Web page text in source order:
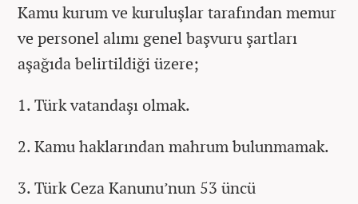
Kamu kurum ve kuruluşlar tarafından memur
ve personel alımı genel başvuru şartları
aşağıda belirtildiği üzere;
1. Türk vatandaşı olmak.
2. Kamu haklarından mahrum bulunmamak.
3. Türk Ceza Kanunu’nun 53 üncü